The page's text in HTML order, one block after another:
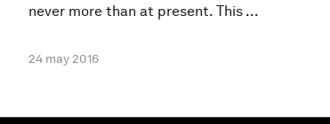
never more than at present. This ...
24 may 2016